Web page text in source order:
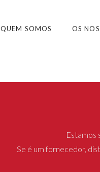
QUEM SOMOS OS
Estamos
Se é um fornecedor,